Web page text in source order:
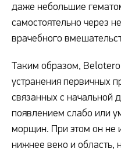
даже небольшие
самостоятельно через
врачебного
Таким образом,
устранения первичных
связанных с начальной
появлением слабо или
морщин. При этом он не
нижнее веко и область,